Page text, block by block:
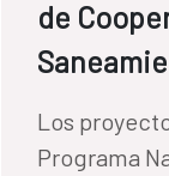
de
Los
Programa